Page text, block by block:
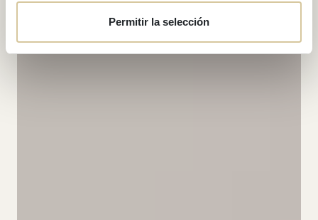
Permitir la selección